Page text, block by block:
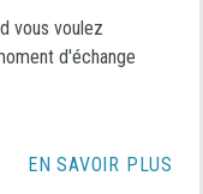
vous voulez
d'échange
EN SAVOIR PLUS